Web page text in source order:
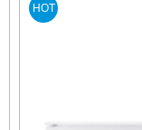
HOT